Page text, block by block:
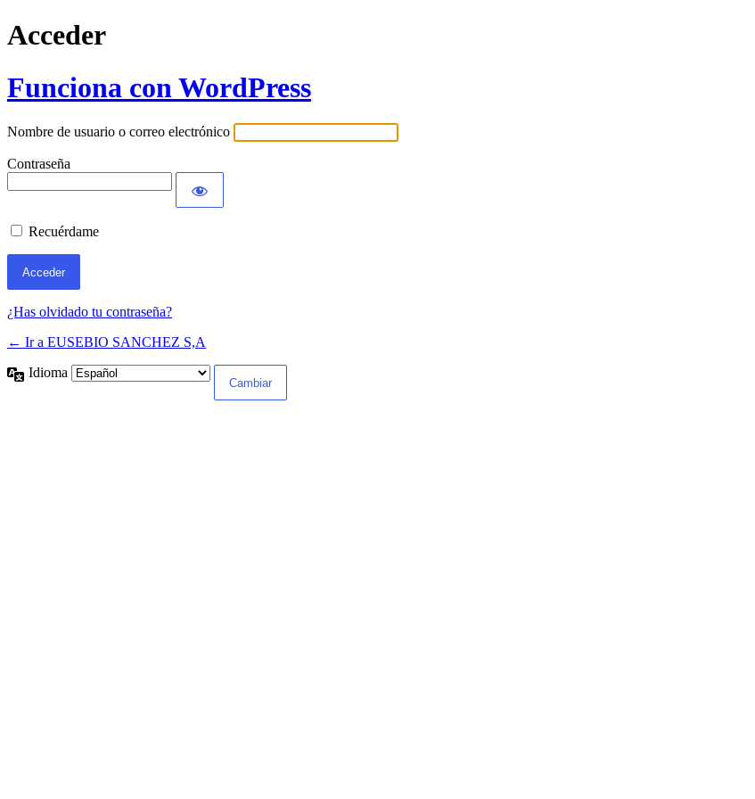
Acceder
Funciona con WordPress
Nombre de usuario o correo electrónico
Contraseña
Recuérdame
¿Has olvidado tu contraseña?
← Ir a EUSEBIO SANCHEZ S,A
Idioma